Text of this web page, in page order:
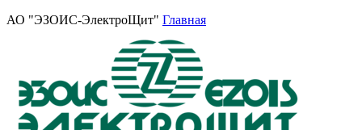
АО "ЭЗОИС-ЭлектроЩит" Главная